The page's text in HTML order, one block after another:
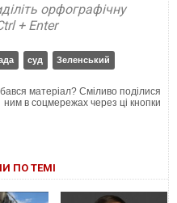
орфографічну
+ Enter
суд Зеленський
матеріал? Сміливо поділися
ним в соцмережах через ці кнопки
ПО ТЕМІ